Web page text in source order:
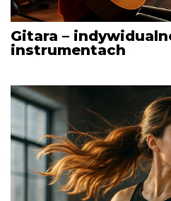
Gitara –
instrumentach